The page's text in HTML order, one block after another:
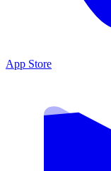
App Store